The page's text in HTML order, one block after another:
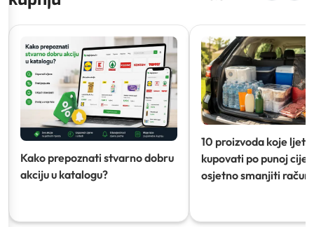
Kako prepoznati stvarno dobru
akciju u katalogu?
10 proizvoda koje ljeti
kupovati po punoj
osjetno smanjiti račun)